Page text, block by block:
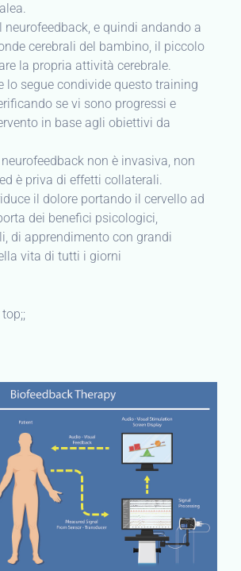
neurofeedback, e quindi andando a
cerebrali del bambino, il piccolo
la propria attività cerebrale.
lo segue condivide questo training
se vi sono progressi e
in base agli obiettivi da
non è invasiva, non
è priva di effetti collaterali.
il dolore portando il cervello ad
dei benefici psicologici,
di apprendimento con grandi
vita di tutti i giorni